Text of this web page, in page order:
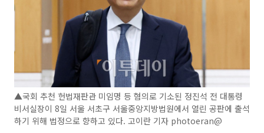
▲국회 추천 헌법재판관 미임명 등 혐의로 기소된 정진석 전 대통령
비서실장이 8일 서울 서초구 서울중앙지방법원에서 열린 공판에 출석
하기 위해 법정으로 향하고 있다. 고이란 기자 photoeran@